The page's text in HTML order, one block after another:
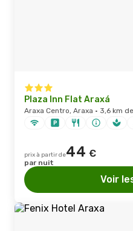
Plaza Inn Flat Araxá
Araxa Centro, Araxa · 3,6 km
prix à partir de44 €
par nuit
Voir